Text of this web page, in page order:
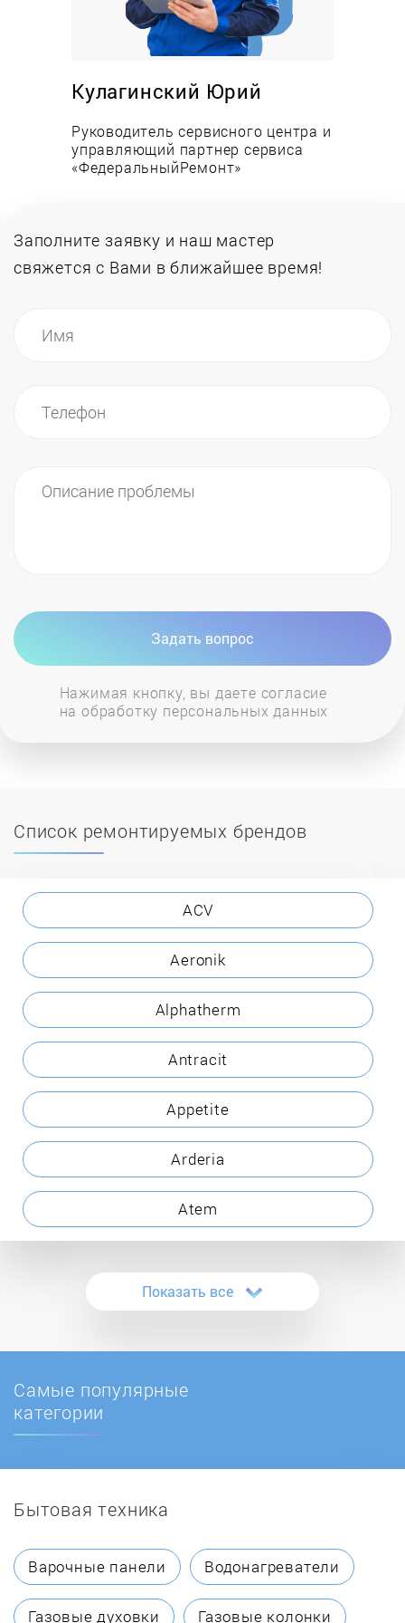
Низкие цены на работы и запасные части;
Опыт работы сервисных специалистов более
12-ми лет;
Всегда в наличии запчасти на складе;
Кулагинский Юрий
Руководитель сервисного центра и
управляющий партнер сервиса
«ФедеральныйРемонт»
Заполните заявку и наш мастер
свяжется с Вами в ближайшее время!
Задать вопрос
Нажимая кнопку, вы даете согласие
на обработку персональных данных
Список ремонтируемых брендов
ACV
Aeronik
Alphatherm
Antracit
Appetite
Arderia
Atem
ATON
Ballu
BAXI
Beretta
Показать все
Самые популярные
категории
Бытовая техника
Варочные панели Водонагреватели
Газовые духовки Газовые колонки